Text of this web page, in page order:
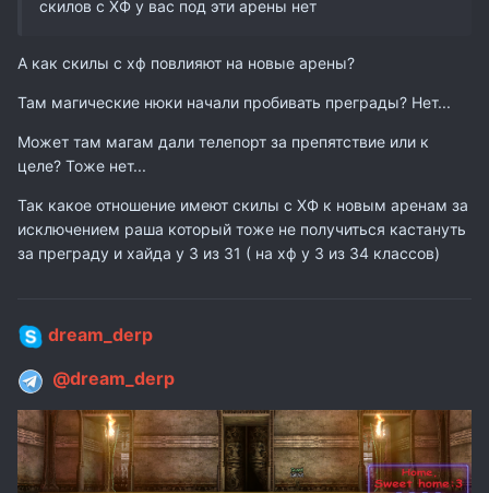
скилов с ХФ у вас под эти арены нет
А как скилы с хф повлияют на новые арены?
Там магические нюки начали пробивать преграды? Нет...
Может там магам дали телепорт за препятствие или к
целе? Тоже нет...
Так какое отношение имеют скилы с ХФ к новым аренам за
исключением раша который тоже не получиться кастануть
за преграду и хайда у 3 из 31 ( на хф у 3 из 34 классов)
dream_derp
@dream_derp